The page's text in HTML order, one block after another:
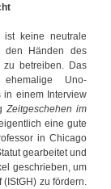
ist keine neutrale
den Händen des
zu betreiben. Das
Uno-
in einem Interview
Zeitgeschehen im
eine gute
in Chicago
gearbeitet und
geschrieben, um
zu fördern.